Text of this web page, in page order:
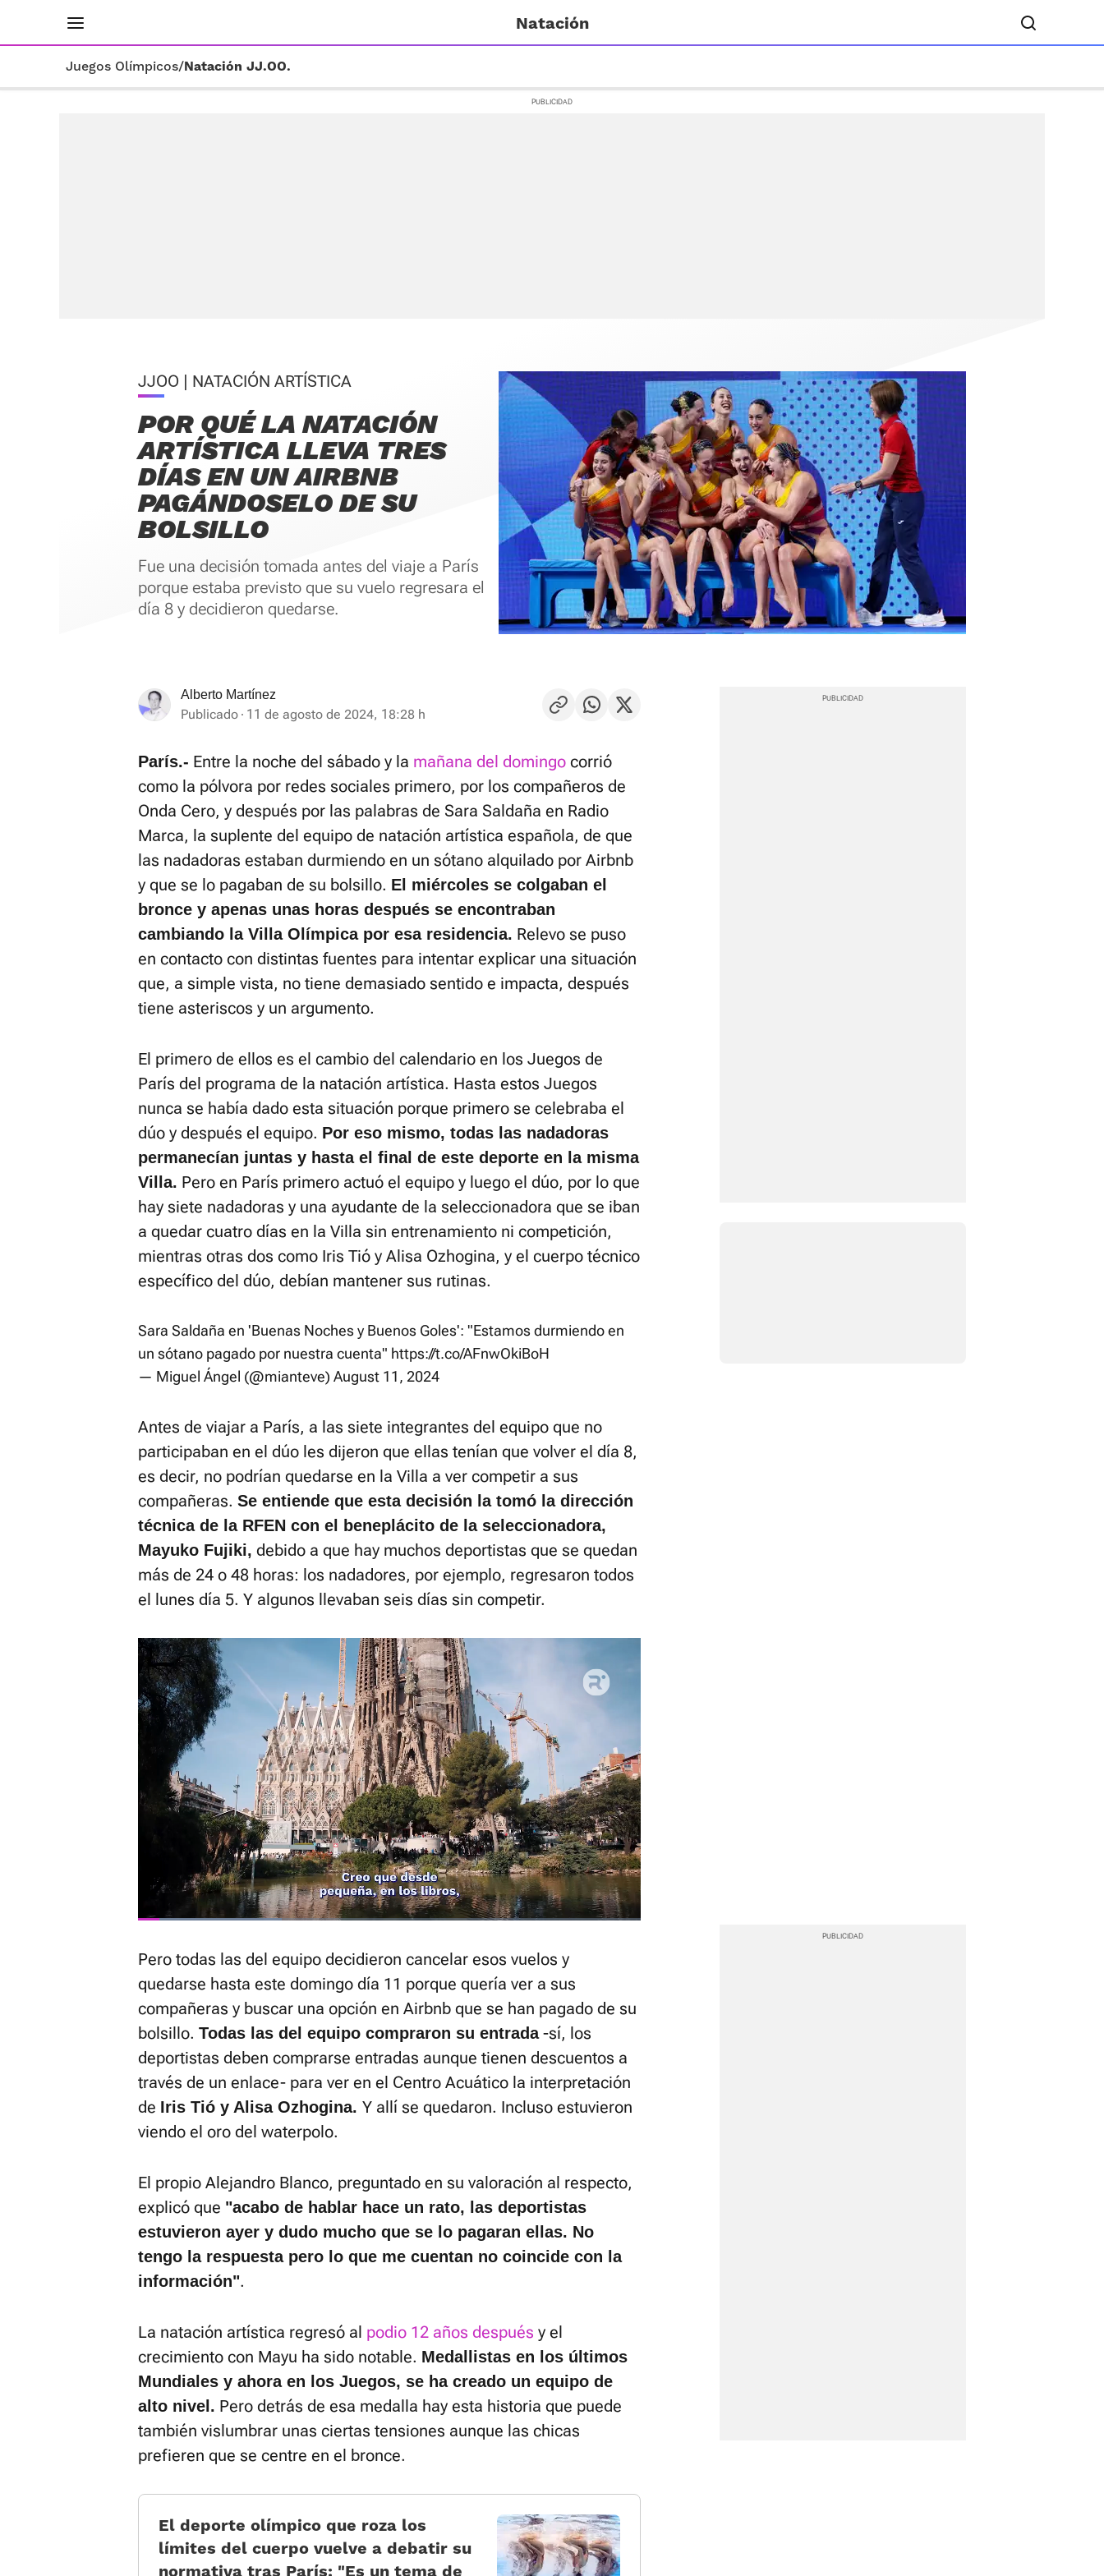
Natación
Juegos Olímpicos/Natación JJ.OO.
JJOO | NATACIÓN ARTÍSTICA
POR QUÉ LA NATACIÓN
ARTÍSTICA LLEVA TRES
DÍAS EN UN AIRBNB
PAGÁNDOSELO DE SU
BOLSILLO
Fue una decisión tomada antes del viaje a París
porque estaba previsto que su vuelo regresara el
día 8 y decidieron quedarse.
Alberto Martínez
Publicado 11 de agosto de 2024, 18:28 h
París.- Entre la noche del sábado y la mañana del domingo corrió
como la pólvora por redes sociales primero, por los compañeros de
Onda Cero, y después por las palabras de Sara Saldaña en Radio
Marca, la suplente del equipo de natación artística española, de que
las nadadoras estaban durmiendo en un sótano alquilado por Airbnb
y que se lo pagaban de su bolsillo. El miércoles se colgaban el
bronce y apenas unas horas después se encontraban
cambiando la Villa Olímpica por esa residencia. Relevo se puso
en contacto con distintas fuentes para intentar explicar una situación
que, a simple vista, no tiene demasiado sentido e impacta, después
tiene asteriscos y un argumento.
El primero de ellos es el cambio del calendario en los Juegos de
París del programa de la natación artística. Hasta estos Juegos
nunca se había dado esta situación porque primero se celebraba el
dúo y después el equipo. Por eso mismo, todas las nadadoras
permanecían juntas y hasta el final de este deporte en la misma
Villa. Pero en París primero actuó el equipo y luego el dúo, por lo que
hay siete nadadoras y una ayudante de la seleccionadora que se iban
a quedar cuatro días en la Villa sin entrenamiento ni competición,
mientras otras dos como Iris Tió y Alisa Ozhogina, y el cuerpo técnico
específico del dúo, debían mantener sus rutinas.
Sara Saldaña en 'Buenas Noches y Buenos Goles': "Estamos durmiendo en
un sótano pagado por nuestra cuenta" https://t.co/AFnwOkiBoH
— Miguel Ángel (@mianteve) August 11, 2024
Antes de viajar a París, a las siete integrantes del equipo que no
participaban en el dúo les dijeron que ellas tenían que volver el día 8,
es decir, no podrían quedarse en la Villa a ver competir a sus
compañeras. Se entiende que esta decisión la tomó la dirección
técnica de la RFEN con el beneplácito de la seleccionadora,
Mayuko Fujiki, debido a que hay muchos deportistas que se quedan
más de 24 o 48 horas: los nadadores, por ejemplo, regresaron todos
el lunes día 5. Y algunos llevaban seis días sin competir.
Time
Loaded:
Pero todas las del equipo decidieron cancelar esos vuelos y
quedarse hasta este domingo día 11 porque quería ver a sus
compañeras y buscar una opción en Airbnb que se han pagado de su
bolsillo. Todas las del equipo compraron su entrada-sí, los
deportistas deben comprarse entradas aunque tienen descuentos a
través de un enlace- para ver en el Centro Acuático la interpretación
de Iris Tió y Alisa Ozhogina. Y allí se quedaron. Incluso estuvieron
viendo el oro del waterpolo.
El propio Alejandro Blanco, preguntado en su valoración al respecto,
explicó que "acabo de hablar hace un rato, las deportistas
estuvieron ayer y dudo mucho que se lo pagaran ellas. No
tengo la respuesta pero lo que me cuentan no coincide con la
información".
La natación artística regresó al podio 12 años después y el
crecimiento con Mayu ha sido notable. Medallistas en los últimos
Mundiales y ahora en los Juegos, se ha creado un equipo de
alto nivel. Pero detrás de esa medalla hay esta historia que puede
también vislumbrar unas ciertas tensiones aunque las chicas
prefieren que se centre en el bronce.
El deporte olímpico que roza los
límites del cuerpo vuelve a debatir su
normativa tras París: «Es un tema de